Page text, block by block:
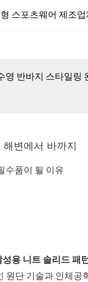
스포츠웨어 제조업
영 반바지 스타일링
변에서 바까지
수품이 될 이유
성용 니트 솔리드 패
단 기술과 인체공